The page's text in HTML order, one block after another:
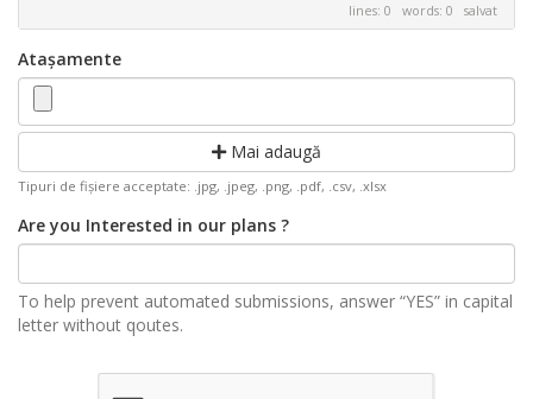
lines: 0 words: 0 salvat
Atașamente
Mai adaugă
Tipuri de fișiere acceptate: .jpg, .jpeg, .png, .pdf, .csv, .xlsx
Are you Interested in our plans ?
To help prevent automated submissions, answer “YES” in capital
letter without qoutes.